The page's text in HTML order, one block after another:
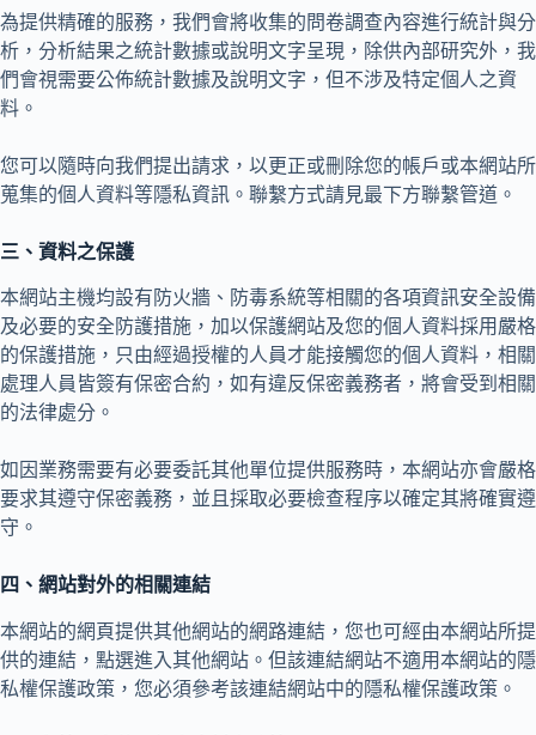
為提供精確的服務，我們會將收集的問卷調查內容進行統計與分
析，分析結果之統計數據或說明文字呈現，除供內部研究外，我
們會視需要公佈統計數據及說明文字，但不涉及特定個人之資
料。
您可以隨時向我們提出請求，以更正或刪除您的帳戶或本網站所
蒐集的個人資料等隱私資訊。聯繫方式請見最下方聯繫管道。
三、資料之保護
本網站主機均設有防火牆、防毒系統等相關的各項資訊安全設備
及必要的安全防護措施，加以保護網站及您的個人資料採用嚴格
的保護措施，只由經過授權的人員才能接觸您的個人資料，相關
處理人員皆簽有保密合約，如有違反保密義務者，將會受到相關
的法律處分。
如因業務需要有必要委託其他單位提供服務時，本網站亦會嚴格
要求其遵守保密義務，並且採取必要檢查程序以確定其將確實遵
守。
四、網站對外的相關連結
本網站的網頁提供其他網站的網路連結，您也可經由本網站所提
供的連結，點選進入其他網站。但該連結網站不適用本網站的隱
私權保護政策，您必須參考該連結網站中的隱私權保護政策。